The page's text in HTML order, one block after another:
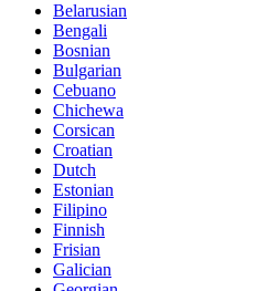
Belarusian
Bengali
Bosnian
Bulgarian
Cebuano
Chichewa
Corsican
Croatian
Dutch
Estonian
Filipino
Finnish
Frisian
Galician